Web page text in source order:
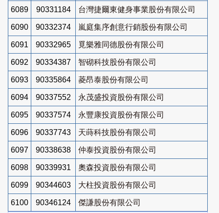
6089 90331184 台灣捷爾東健身事業股份有限公司
6090 90332374 嵐庭集序創意行銷股份有限公司
6091 90332965 覓樂雅同德股份有限公司
6092 90334387 智砌科技股份有限公司
6093 90335864 菱昂泰股份有限公司
6094 90337552 永茂盛投資股份有限公司
6095 90337574 永豐康投資股份有限公司
6096 90337743 天蒔科技股份有限公司
6097 90338638 仲泰投資股份有限公司
6098 90339931 奧森投資股份有限公司
6099 90344603 大柱投資股份有限公司
6100 90346124
傑謙股份有限公司